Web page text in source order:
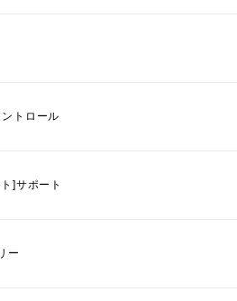
トロール
]サポート
ー